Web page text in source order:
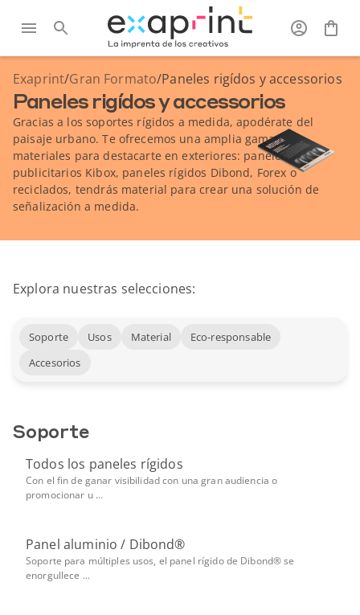
Exaprint/Gran Formato/Paneles rigídos y accessorios
Paneles rigídos y accessorios
Gracias a los soportes rígidos a medida, apodérate del
paisaje urbano. Te ofrecemos una amplia gama de
materiales para destacarte en exteriores: paneles
publicitarios Kibox, paneles rígidos Dibond, Forex o
reciclados, tendrás material para crear una solución de
señalización a medida.
Explora nuestras selecciones:
Soporte Usos Material
Eco-responsable
Accesorios
Soporte
Todos los paneles rígidos
Con el fin de ganar visibilidad con una gran audiencia o
promocionar u ...
Panel aluminio / Dibond®
Soporte para múltiples usos, el panel rígido de Dibond® se
enorgullece ...